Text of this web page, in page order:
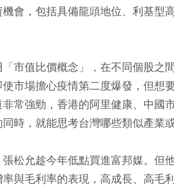
會，包括具備龍頭地位、利基型
市值比價概念」，在不同個股之
市場擔心疫情第二度爆發，但想
常強勁，香港的阿里健康、中國
時，就能思考台灣哪些類似產業
松允趁今年低點買進富邦媒。但
與毛利率的表現，高成長、高毛